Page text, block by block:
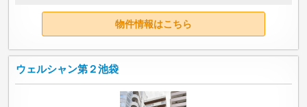
物件情報はこちら
ウェルシャン第２池袋